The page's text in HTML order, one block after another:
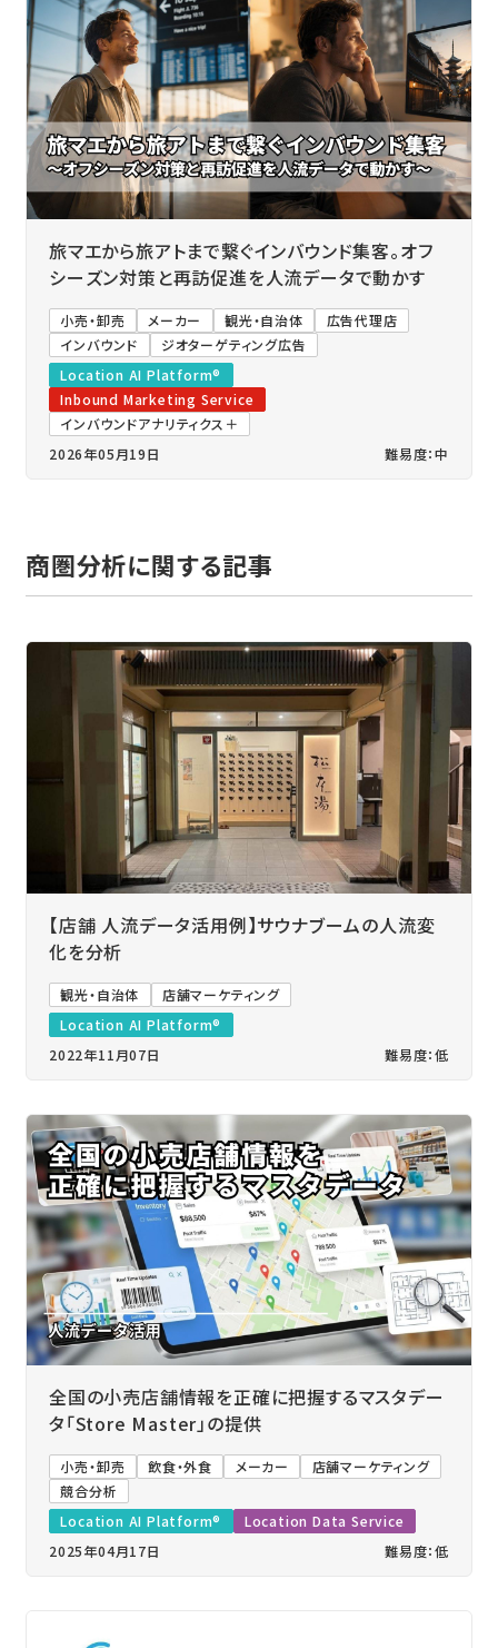
旅マエから旅アトまで繋ぐインバウンド集客。オフ
シーズン対策と再訪促進を人流データで動かす
小売・卸売 メーカー 観光・自治体
広告代理店
インバウンド
ジオターゲティング広告
Location AI Platform®
Inbound Marketing Service
インバウンドアナリティクス＋
2026年05月19日
難易度：中
商圏分析に関する記事
【店舗 人流データ活用例】サウナブームの人流変
化を分析
観光・自治体
店舗マーケティング
Location AI Platform®
2022年11月07日
難易度：低
全国の小売店舗情報を正確に把握するマスタデー
タ「Store Master」の提供
小売・卸売 飲食・外食 メーカー
店舗マーケティング
競合分析
Location AI Platform®
Location Data Service
2025年04月17日
難易度：低